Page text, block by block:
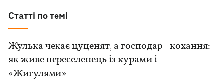
Статті по темі
Жулька чекає цуценят, а господар - кохання:
як живе переселенець із курами і
«Жигулями»